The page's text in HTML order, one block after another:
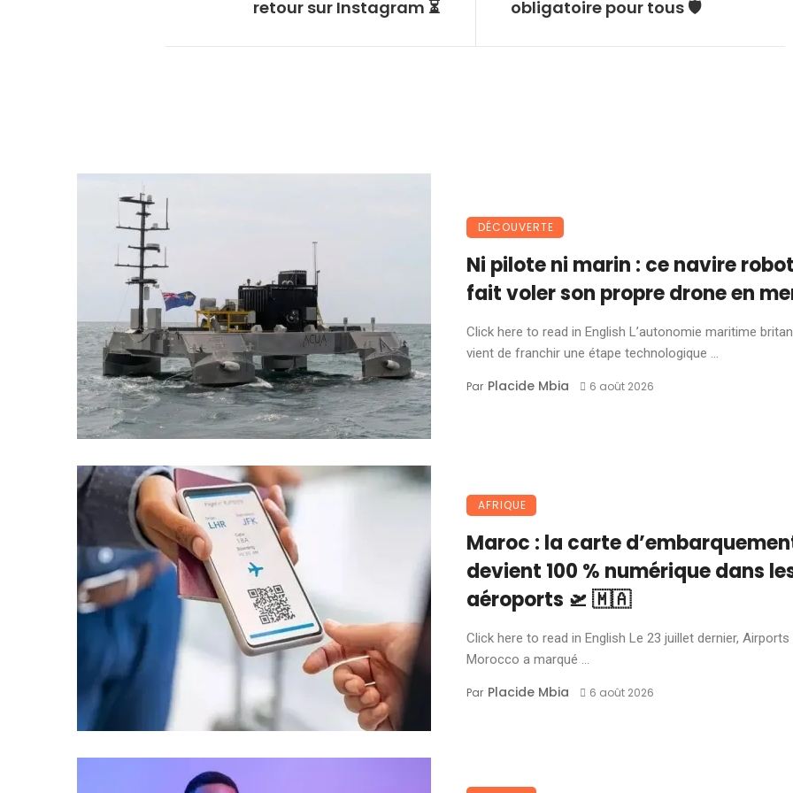
retour sur Instagram ⏳
obligatoire pour tous 🛡
DÉCOUVERTE
Ni pilote ni marin : ce navire robot
fait voler son propre drone en
Click here to read in English L’autonomie maritime
vient de franchir une étape technologique ...
Par Placide Mbia 6 août 2026
AFRIQUE
Maroc : la carte
devient 100 % numérique dans
aéroports 🛫 🇲🇦
Click here to read in English Le 23 juillet dernier,
Morocco a marqué ...
Par Placide Mbia 6 août 2026